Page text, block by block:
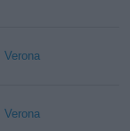
Verona
Verona